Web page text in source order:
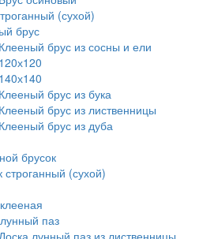
(сухой)
брус
Клееный брус из сосны и ели
120х120
140х140
Клееный брус из бука
Клееный брус из лиственницы
Клееный брус из дуба
брусок
строганный (сухой)
паз